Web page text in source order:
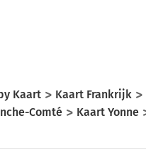
Kaart Kaart Frankrijk
Comté
Kaart Yonne